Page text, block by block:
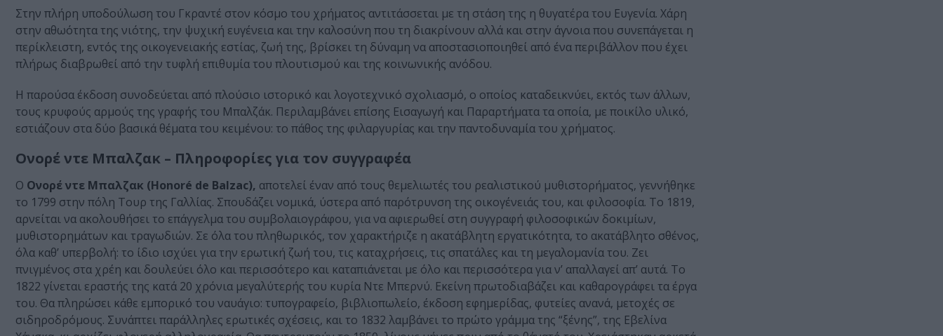
Στην πλήρη υποδούλωση του Γκραντέ στον κόσμο του χρήματος αντιτάσσεται με τη στάση της η θυγατέρα του Ευγενία. Χάρη
στην αθωότητα της νιότης, την ψυχική ευγένεια και την καλοσύνη που τη διακρίνουν αλλά και στην άγνοια που συνεπάγεται η
περίκλειστη, εντός της οικογενειακής εστίας, ζωή της, βρίσκει τη δύναμη να αποστασιοποιηθεί από ένα περιβάλλον που έχει
πλήρως διαβρωθεί από την τυφλή επιθυμία του πλουτισμού και της κοινωνικής ανόδου.
Η παρούσα έκδοση συνοδεύεται από πλούσιο ιστορικό και λογοτεχνικό σχολιασμό, ο οποίος καταδεικνύει, εκτός των άλλων,
τους κρυφούς αρμούς της γραφής του Μπαλζάκ. Περιλαμβάνει επίσης Εισαγωγή και Παραρτήματα τα οποία, με ποικίλο υλικό,
εστιάζουν στα δύο βασικά θέματα του κειμένου: το πάθος της φιλαργυρίας και την παντοδυναμία του χρήματος.
Ονορέ ντε Μπαλζακ – Πληροφορίες για τον συγγραφέα
Ο Ονορέ ντε Μπαλζακ (Honoré de Balzac), αποτελεί έναν από τους θεμελιωτές του ρεαλιστικού μυθιστορήματος, γεννήθηκε
το 1799 στην πόλη Τουρ της Γαλλίας. Σπουδάζει νομικά, ύστερα από παρότρυνση της οικογένειάς του, και φιλοσοφία. Το 1819,
αρνείται να ακολουθήσει το επάγγελμα του συμβολαιογράφου, για να αφιερωθεί στη συγγραφή φιλοσοφικών δοκιμίων,
μυθιστορημάτων και τραγωδιών. Σε όλα του πληθωρικός, τον χαρακτήριζε η ακατάβλητη εργατικότητα, το ακατάβλητο σθένος,
όλα καθ’ υπερβολή: το ίδιο ισχύει για την ερωτική ζωή του, τις καταχρήσεις, τις σπατάλες και τη μεγαλομανία του. Ζει
πνιγμένος στα χρέη και δουλεύει όλο και περισσότερο και καταπιάνεται με όλο και περισσότερα για ν’ απαλλαγεί απ’ αυτά. Το
1822 γίνεται εραστής της κατά 20 χρόνια μεγαλύτερής του κυρία Ντε Μπερνύ. Εκείνη πρωτοδιαβάζει και καθαρογράφει τα έργα
του. Θα πληρώσει κάθε εμπορικό του ναυάγιο: τυπογραφείο, βιβλιοπωλείο, έκδοση εφημερίδας, φυτείες ανανά, μετοχές σε
σιδηροδρόμους. Συνάπτει παράλληλες ερωτικές σχέσεις, και το 1832 λαμβάνει το πρώτο γράμμα της “ξένης”, της Εβελίνα